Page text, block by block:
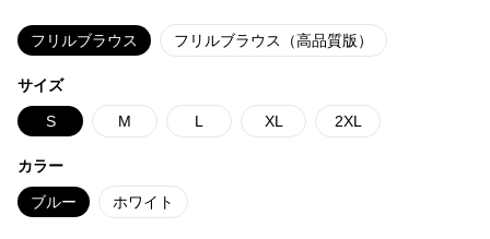
フリルブラウス フリルブラウス（高品質版）
サイズ
S M L XL 2XL
カラー
ブルー ホワイト